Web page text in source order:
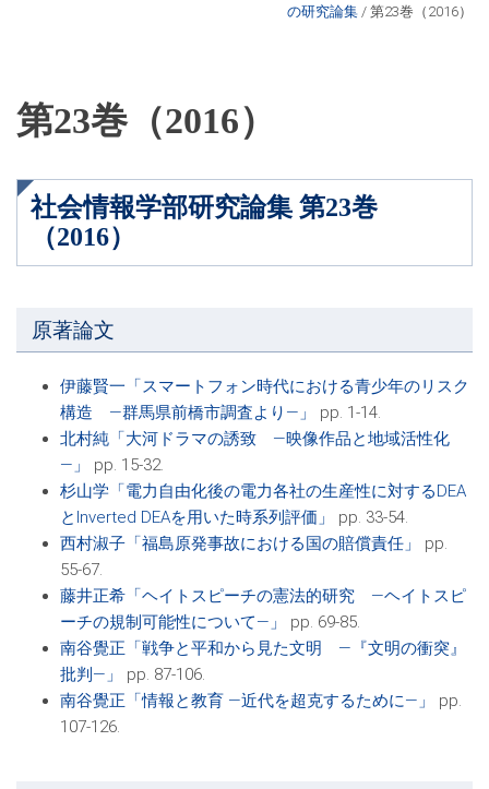
の研究論集 / 第23巻（2016）
第23巻（2016）
社会情報学部研究論集 第23巻
（2016）
原著論文
伊藤賢一「スマートフォン時代における青少年のリスク
構造 ―群馬県前橋市調査より―」
pp. 1-14.
北村純「大河ドラマの誘致 ―映像作品と地域活性化
―」
pp. 15-32.
杉山学「電力自由化後の電力各社の生産性に対するDEA
とInverted DEAを用いた時系列評価」
pp. 33-54.
西村淑子「福島原発事故における国の賠償責任」
pp.
55-67.
藤井正希「ヘイトスピーチの憲法的研究 ―ヘイトスピ
ーチの規制可能性について―」
pp. 69-85.
南谷覺正「戦争と平和から見た文明 ―『文明の衝突』
批判―」
pp. 87-106.
南谷覺正「情報と教育 ―近代を超克するために―」
pp.
107-126.